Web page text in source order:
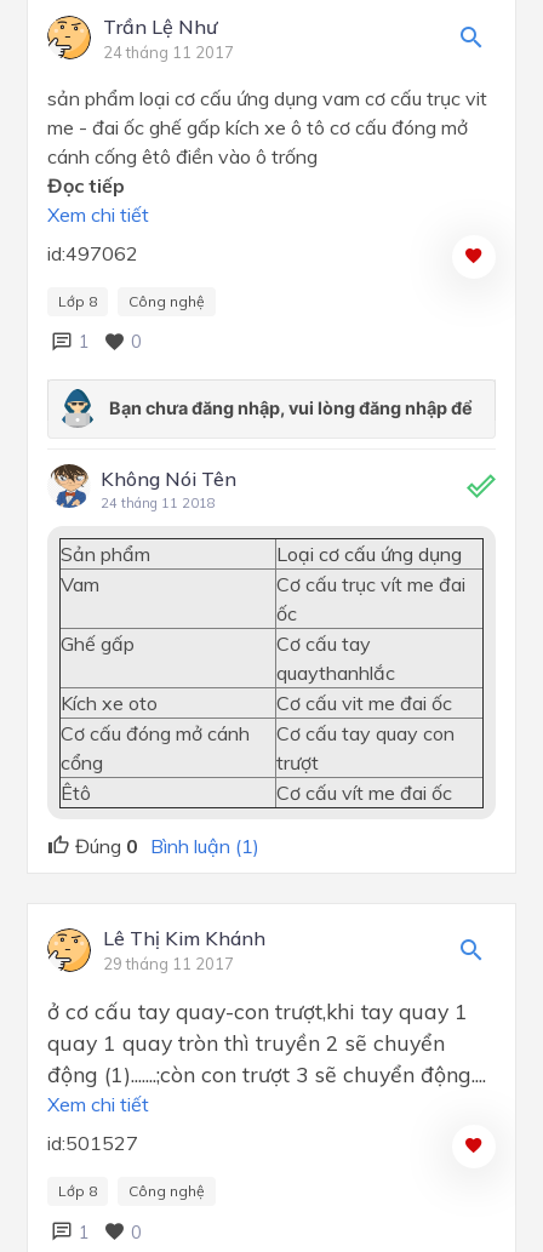
Trần Lệ Như
24 tháng 11 2017
sản phẩm loại cơ cấu ứng dụng vam cơ cấu trục vit
me - đai ốc ghế gấp kích xe ô tô cơ cấu đóng mở
cánh cống êtô điền vào ô trống
Đọc tiếp
Xem chi tiết
id:497062
Lớp 8 Công nghệ
1 0
Không Nói Tên
24 tháng 11 2018
Sản phẩm
Loại cơ cấu ứng dụng
Vam
Cơ cấu trục vít me đai
ốc
Ghế gấp
Cơ cấu tay
quaythanhlắc
Kích xe oto
Cơ cấu vit me đai ốc
Cơ cấu đóng mở cánh
cổng
Cơ cấu tay quay con
trượt
Êtô
Cơ cấu vít me đai ốc
Đúng 0 Bình luận (1)
Lê Thị Kim Khánh
29 tháng 11 2017
ở cơ cấu tay quay-con trượt,khi tay quay 1
quay 1 quay tròn thì truyền 2 sẽ chuyển
động (1).......;còn con trượt 3 sẽ chuyển động....
Xem chi tiết
id:501527
Lớp 8 Công nghệ
1 0